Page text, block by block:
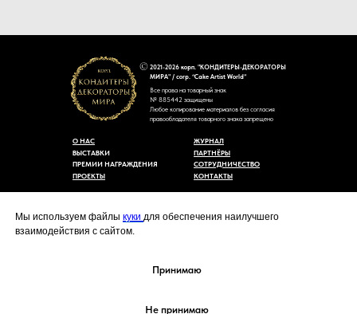
Мы используем файлы куки для обеспечения наилучшего
взаимодействия с сайтом.
Принимаю
Не принимаю
2021-2026 корп. "КОНДИТЕРЫ-ДЕКОРАТОРЫ
МИРА" / corp. “Cake Artist World”
Все права на товарный знак
№ 885442 защищены
Любое копирование материалов без согласия
правообладателя товарного знака запрещено
cakeartistworld@mail.ru
КОНТАКТЫ
СОТРУДНИЧЕСТВО
ЖУРНАЛ
ПАРТНЁРЫ
ПРЕМИИ НАГРАЖДЕНИЯ
ПРОЕКТЫ
ВЫСТАВКИ
О НАС
Политика конфиденциальности
Согласие на обработку персональных данных